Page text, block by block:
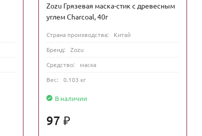
Zozu Грязевая маска-стик с древесным
углем Charcoal, 40г
Страна производства:
Китай
Бренд:
Zozu
Средство:
маска
Вес:
0.103 кг
В наличии
97 ₽